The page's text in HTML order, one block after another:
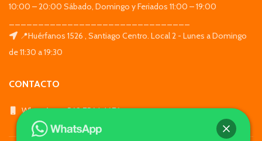
10:00 – 20:00 Sábado, Domingo y Feriados 11:00 – 19:00
📍Huérfanos 1526 , Santiago Centro. Local 2 - Lunes a Domingo
de 11:30 a 19:30
CONTACTO
WhatsApp: +569 7564 4676